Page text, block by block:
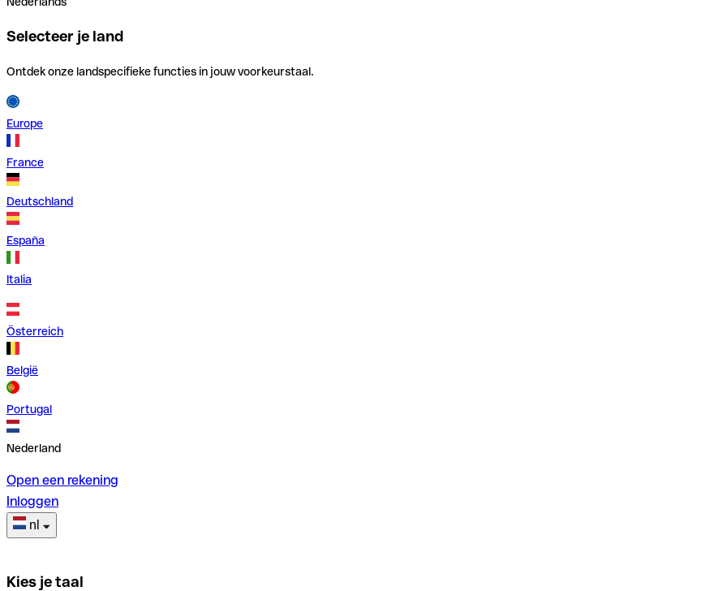
Selecteer je land
Ontdek onze landspecifieke functies in jouw voorkeurstaal.
Europe
France
Deutschland
España
Italia
Österreich
België
Portugal
Nederland
Open een rekening
Inloggen
nl
Kies je taal